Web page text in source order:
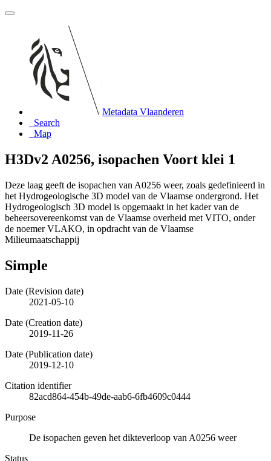
Metadata Vlaanderen
Search
Map
H3Dv2 A0256, isopachen Voort klei 1
Deze laag geeft de isopachen van A0256 weer, zoals gedefinieerd in
het Hydrogeologische 3D model van de Vlaamse ondergrond. Het
Hydrogeologisch 3D model is opgemaakt in het kader van de
beheersovereenkomst van de Vlaamse overheid met VITO, onder
de noemer VLAKO, in opdracht van de Vlaamse
Milieumaatschappij
Simple
Date (Revision date)
2021-05-10
Date (Creation date)
2019-11-26
Date (Publication date)
2019-12-10
Citation identifier
82acd864-454b-49de-aab6-6fb4609c0444
Purpose
De isopachen geven het dikteverloop van A0256 weer
Status